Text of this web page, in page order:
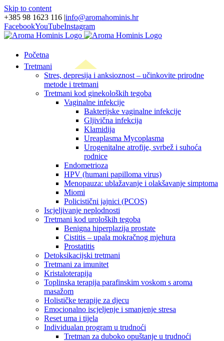
Skip to content
+385 98 1623 116 |info@aromahominis.hr
FacebookYouTubeInstagram
Početna
Tretmani
Stres, depresija i anksioznost – učinkovite prirodne
metode i tretmani
Tretmani kod ginekoloških tegoba
Vaginalne infekcije
Bakterijske vaginalne infekcije
Gljivična infekcija
Klamidija
Ureaplasma Mycoplasma
Urogenitalne atrofije, svrbež i suhoća
rodnice
Endometrioza
HPV (humani papilloma virus)
Menopauza: ublažavanje i olakšavanje simptoma
Miomi
Policistični jajnici (PCOS)
Iscjeljivanje neplodnosti
Tretmani kod uroloških tegoba
Benigna hiperplazija prostate
Cistitis – upala mokračnog mjehura
Prostatitis
Detoksikacijski tretmani
Tretmani za imunitet
Kristaloterapija
Toplinska terapija parafinskim voskom s aroma
masažom
Holističke terapije za djecu
Emocionalno iscjeljenje i smanjenje stresa
Reset uma i tijela
Individualan program u trudnoći
Tretman za duboko opuštanje u trudnoći